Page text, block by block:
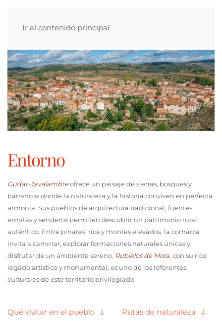
Ir al contenido principal
Entorno
Gúdar-Javalambreofrece un paisaje de sierras, bosques y
barrancos donde la naturaleza y la historia conviven en perfecta
armonía. Sus pueblos de arquitectura tradicional, fuentes,
ermitas y senderos permiten descubrir un patrimonio rural
auténtico. Entre pinares, ríos y montes elevados, la comarca
invita a caminar, explorar formaciones naturales únicas y
disfrutar de un ambiente sereno. Rubielos de Mora,con su rico
legado artístico y monumental, es uno de los referentes
culturales de este territorio privilegiado.
Qué visitar en el pueblo Rutas de naturaleza